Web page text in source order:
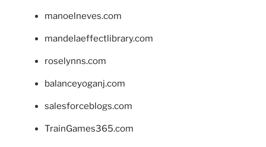
manoelneves.com
mandelaeffectlibrary.com
roselynns.com
balanceyoganj.com
salesforceblogs.com
TrainGames365.com